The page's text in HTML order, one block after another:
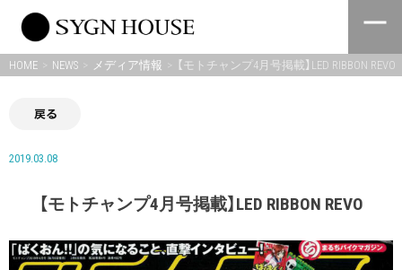
content
HOME NEWS メディア情報 【モトチャンプ4月号掲載】LED RIBBON REVO
戻る
2019.03.08
【モトチャンプ4月号掲載】LED RIBBON REVO